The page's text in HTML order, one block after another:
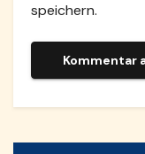
speichern.